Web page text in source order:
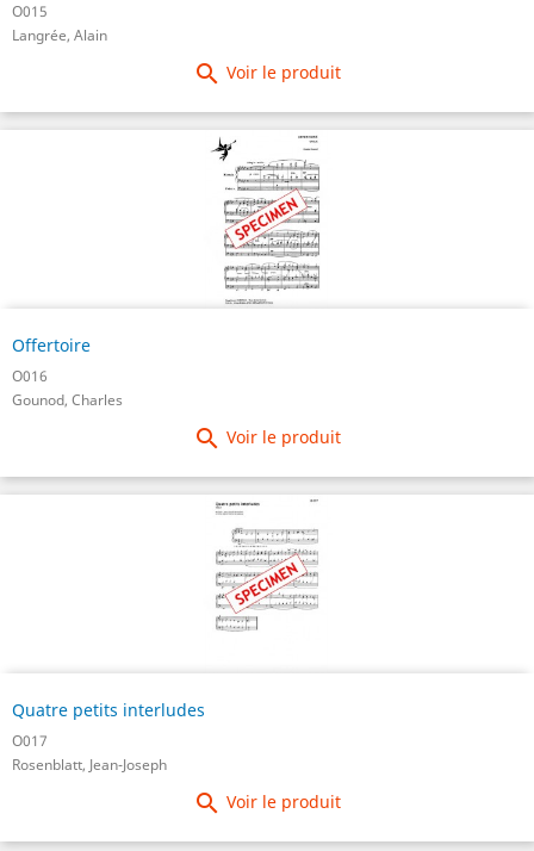
O015
Langrée, Alain
 Voir le produit
Offertoire
O016
Gounod, Charles
 Voir le produit
Quatre petits interludes
O017
Rosenblatt, Jean-Joseph
 Voir le produit